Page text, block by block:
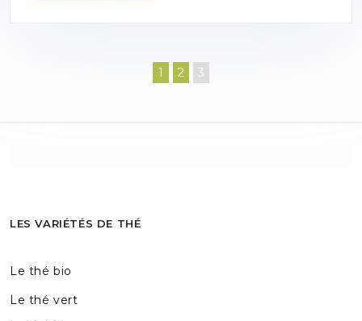
1 2 3
LES VARIÉTÉS DE THÉ
Le thé bio
Le thé vert